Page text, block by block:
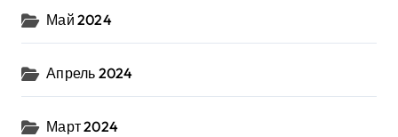
Май 2024
Апрель 2024
Март 2024